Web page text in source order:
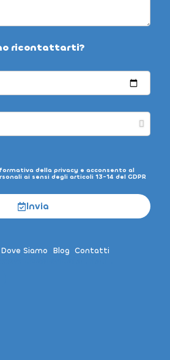
ricontattarti?
della privacy e acconsento al
ai sensi degli articoli 13-14 del GDPR
Invia
Dove Siamo Blog Contatti